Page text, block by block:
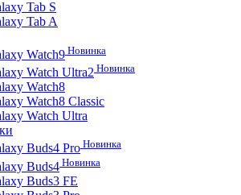
Tab S
Tab A
Watch9 Новинка
Watch Ultra2 Новинка
Watch8
Watch8 Classic
Watch Ultra
Buds4 Pro Новинка
Buds4 Новинка
Buds3 FE